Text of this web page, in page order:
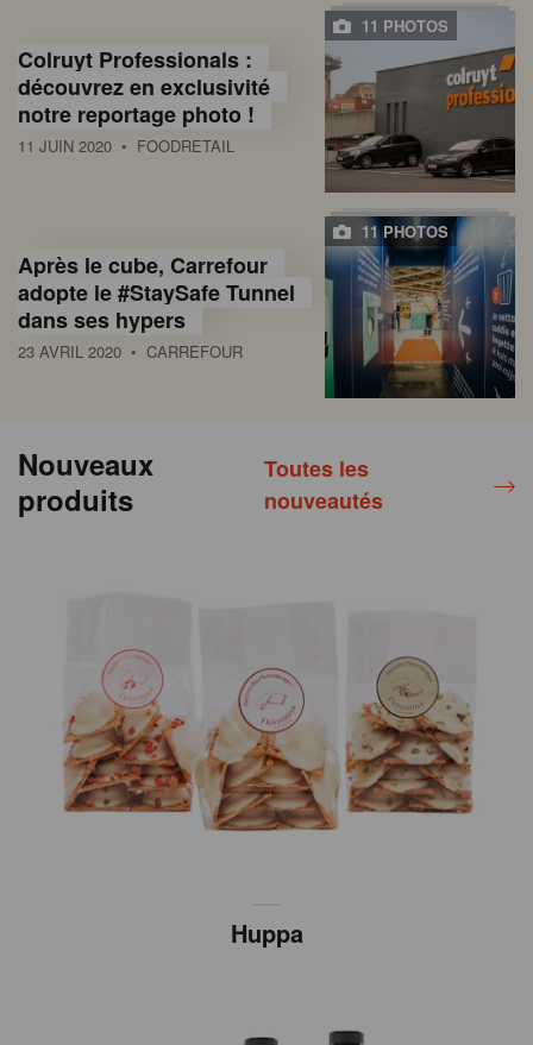
11 PHOTOS
Colruyt Professionals :
découvrez en exclusivité
notre reportage photo !
11 JUIN 2020 • FOODRETAIL
11 PHOTOS
Après le cube, Carrefour
adopte le #StaySafe Tunnel
dans ses hypers
23 AVRIL 2020 • CARREFOUR
Nouveaux
produits
Toutes les
nouveautés
Huppa